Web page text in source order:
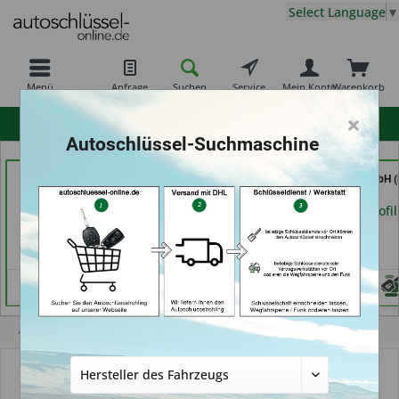
Menü Anfrage Suchen Service Warenkorb
Mein Konto
Select Language ▼
Moos (in Märstetten)
Händlerprofil
KEYHERO
Autoschlüssel (in Berlin)
Händlerprofil
Keine Services hinterlegt
Tayfun 2.0 GmbH
Fürth)
Händlerprofil
Autoschlüsselgehäuse und Zubehör
×
Autoschlüssel-Suchmaschine